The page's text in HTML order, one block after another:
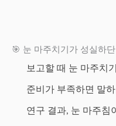
🎯 눈 마주치기가 성실하
보고할 때 눈 마주치
준비가 부족하면 말
연구 결과, 눈 마주침